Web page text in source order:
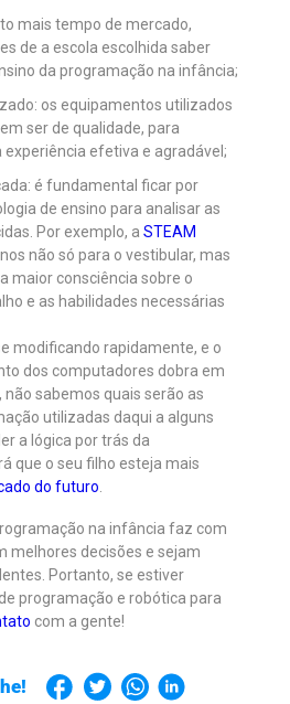
mais tempo de mercado,
de a escola escolhida saber
da programação na infância;
os equipamentos utilizados
ser de qualidade, para
efetiva e agradável;
é fundamental ficar por
de ensino para analisar as
Por exemplo, a STEAM
não só para o vestibular, mas
maior consciência sobre o
e as habilidades necessárias
modificando rapidamente, e o
dos computadores dobra em
sabemos quais serão as
utilizadas daqui a alguns
a lógica por trás da
que o seu filho esteja mais
do futuro
na infância faz com
melhores decisões e sejam
Portanto, se estiver
programação e robótica para
com a gente!